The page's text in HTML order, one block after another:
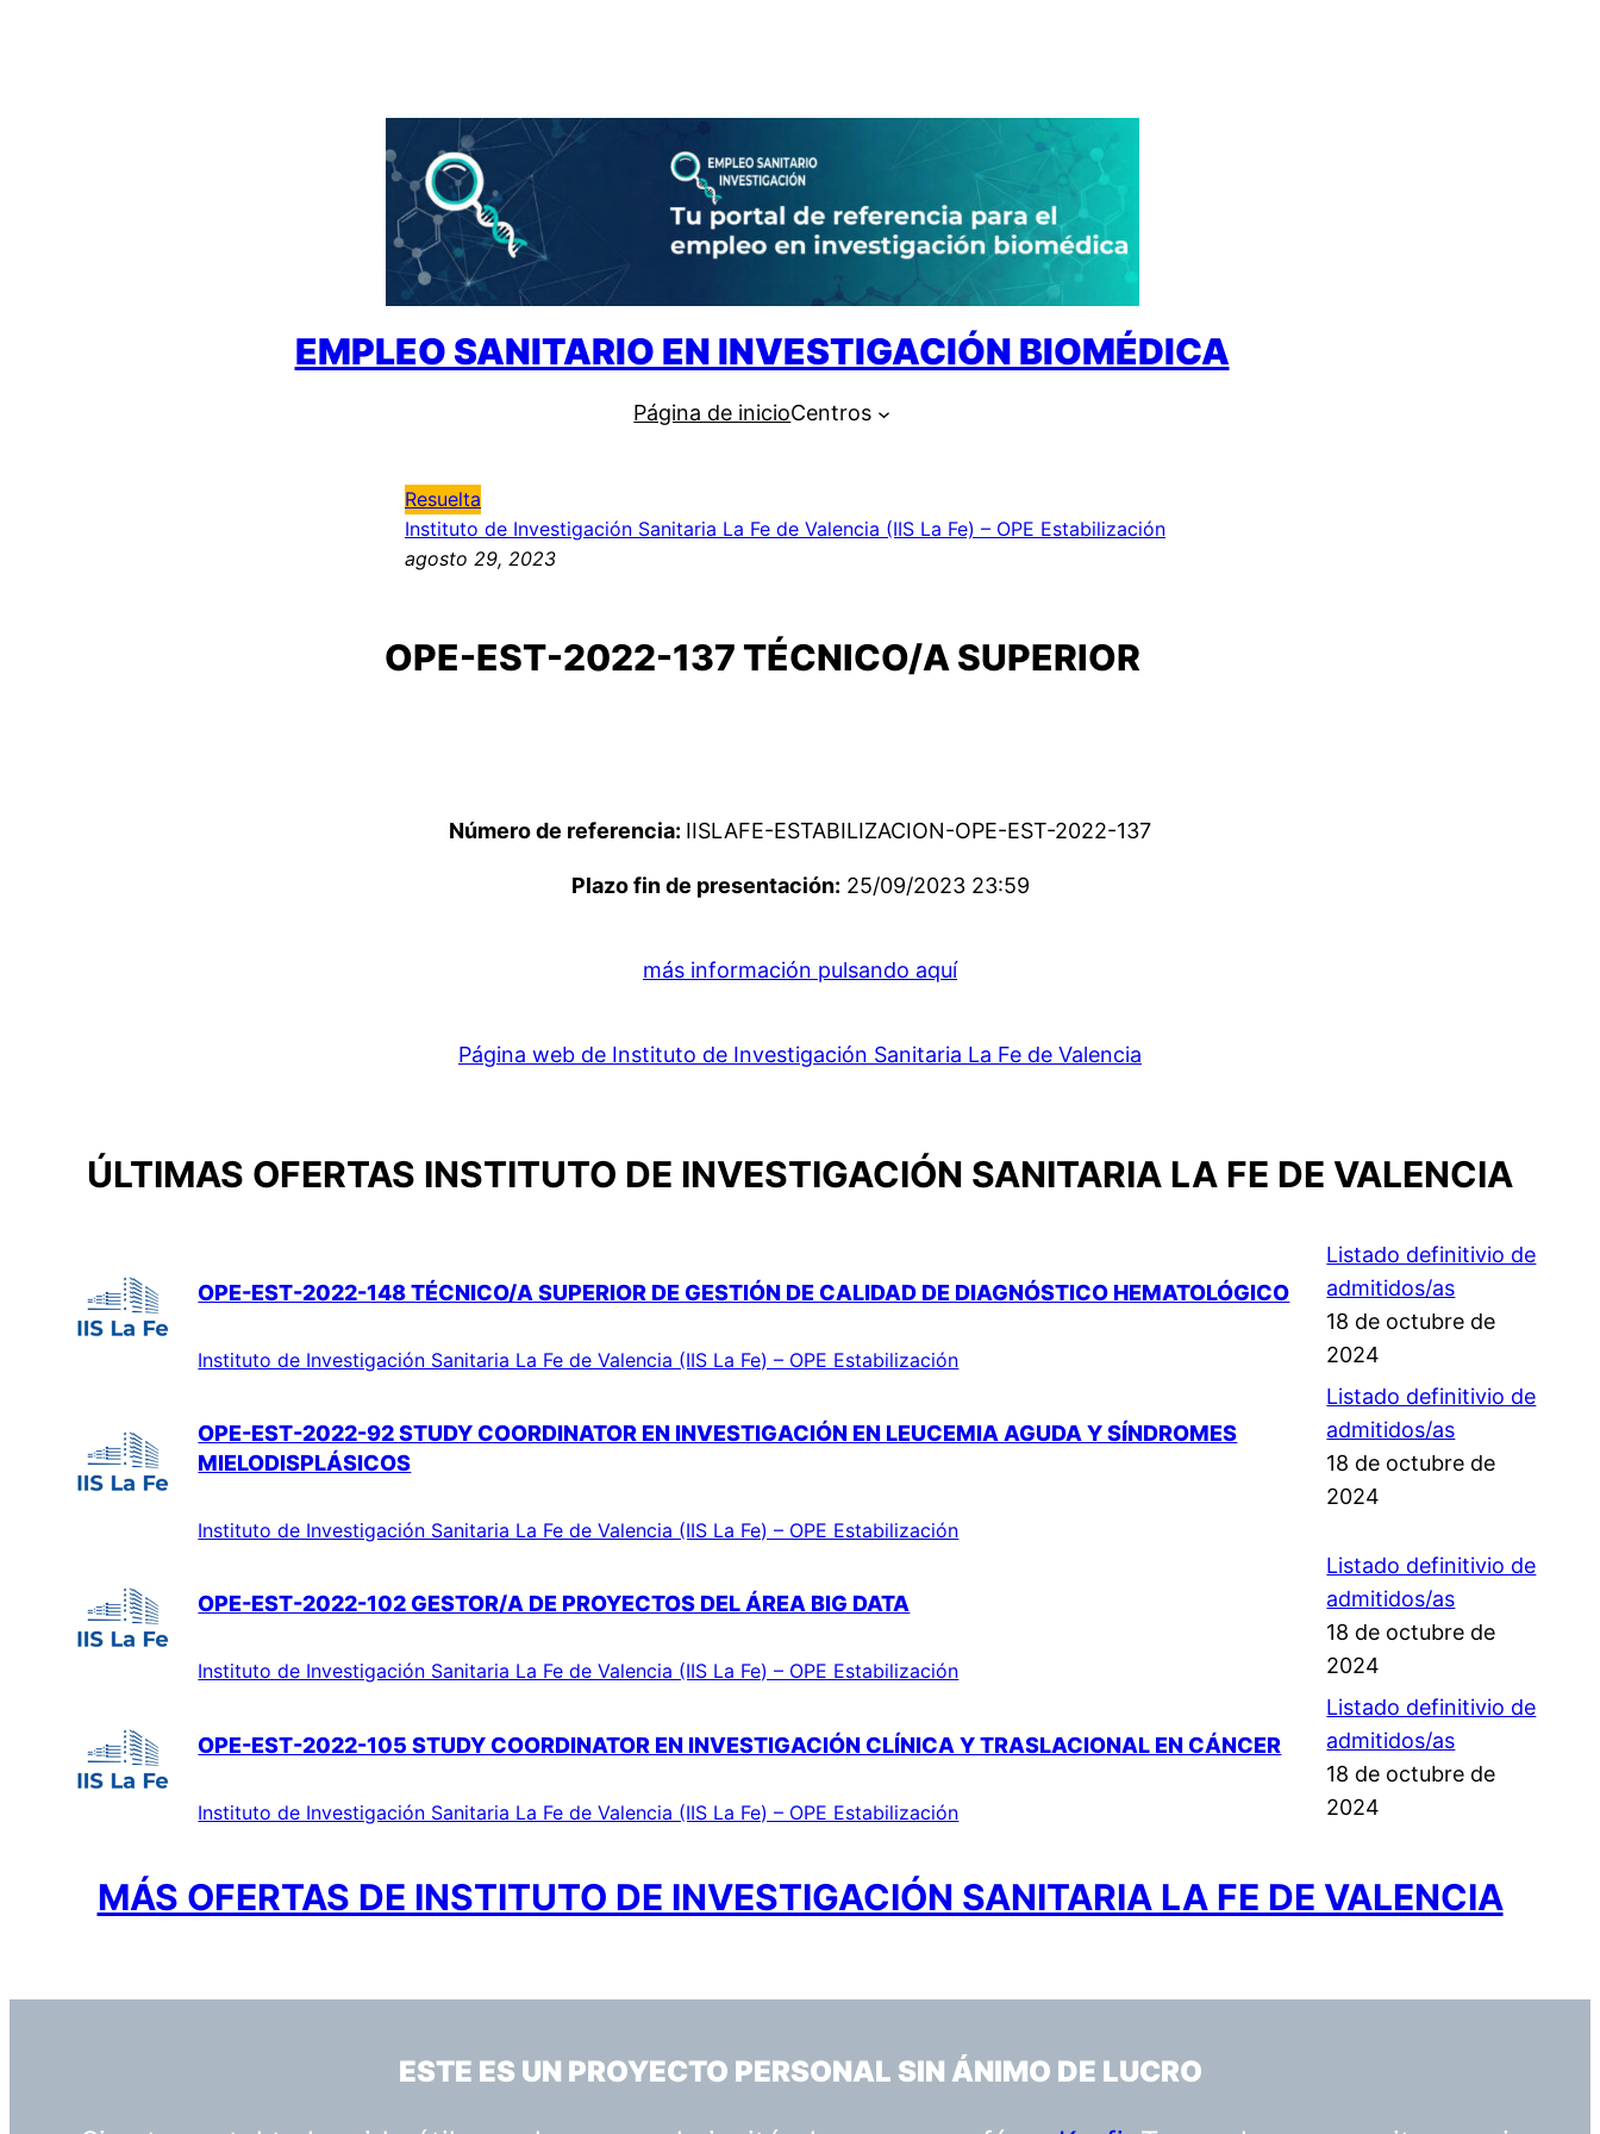
EMPLEO SANITARIO EN INVESTIGACIÓN BIOMÉDICA
Página de inicioCentros
Resuelta
Instituto de Investigación Sanitaria La Fe de Valencia (IIS La Fe) – OPE Estabilización
agosto 29, 2023
OPE-EST-2022-137 TÉCNICO/A SUPERIOR
Número de referencia: IISLAFE-ESTABILIZACION-OPE-EST-2022-137
Plazo fin de presentación: 25/09/2023 23:59
más información pulsando aquí
Página web de Instituto de Investigación Sanitaria La Fe de Valencia
ÚLTIMAS OFERTAS INSTITUTO DE INVESTIGACIÓN SANITARIA LA FE DE VALENCIA
OPE-EST-2022-148 TÉCNICO/A SUPERIOR DE GESTIÓN DE CALIDAD DE DIAGNÓSTICO HEMATOLÓGICO
Instituto de Investigación Sanitaria La Fe de Valencia (IIS La Fe) – OPE Estabilización
Listado definitivio de
admitidos/as
18 de octubre de
2024
OPE-EST-2022-92 STUDY COORDINATOR EN INVESTIGACIÓN EN LEUCEMIA AGUDA Y SÍNDROMES
MIELODISPLÁSICOS
Instituto de Investigación Sanitaria La Fe de Valencia (IIS La Fe) – OPE Estabilización
Listado definitivio de
admitidos/as
18 de octubre de
2024
OPE-EST-2022-102 GESTOR/A DE PROYECTOS DEL ÁREA BIG DATA
Instituto de Investigación Sanitaria La Fe de Valencia (IIS La Fe) – OPE Estabilización
Listado definitivio de
admitidos/as
18 de octubre de
2024
OPE-EST-2022-105 STUDY COORDINATOR EN INVESTIGACIÓN CLÍNICA Y TRASLACIONAL EN CÁNCER
Instituto de Investigación Sanitaria La Fe de Valencia (IIS La Fe) – OPE Estabilización
Listado definitivio de
admitidos/as
18 de octubre de
2024
MÁS OFERTAS DE INSTITUTO DE INVESTIGACIÓN SANITARIA LA FE DE VALENCIA
ESTE ES UN PROYECTO PERSONAL SIN ÁNIMO DE LUCRO